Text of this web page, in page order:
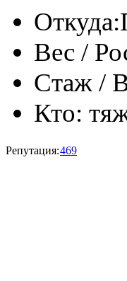
Откуда:
Вес /
Стаж /
Кто:
Репутация:469